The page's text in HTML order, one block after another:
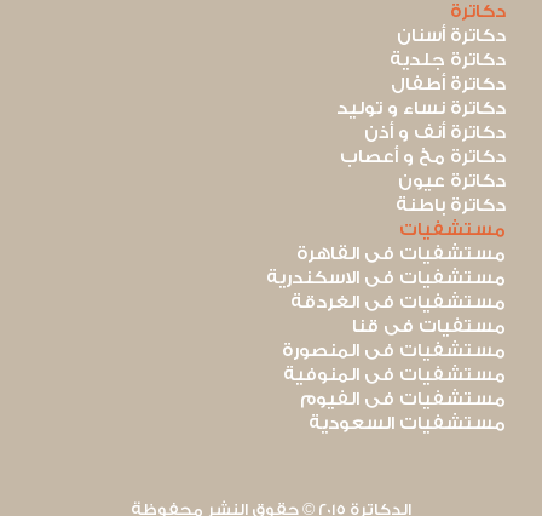
دكاترة
دكاترة أسنان
دكاترة جلدية
دكاترة أطفال
دكاترة نساء و توليد
دكاترة أنف و أذن
دكاترة مخ و أعصاب
دكاترة عيون
دكاترة باطنة
مستشفيات
مستشفيات فى القاهرة
مستشفيات فى الاسكندرية
مستشفيات فى الغردقة
مستفيات فى قنا
مستشفيات فى المنصورة
مستشفيات فى المنوفية
مستشفيات فى الفيوم
مستشفيات السعودية
الدكاترة 2015 © حقوق النشر محفوظة